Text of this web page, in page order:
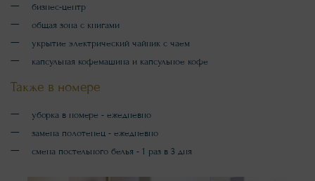
бизнес-центр
общая зона с книгами
укрытие электрический чайник с чаем
капсульная кофемашина и капсульное кофе
Также в номере
уборка в номере - ежедневно
замена полотенец - ежедневно
смена постельного белья - 1 раз в 3 дня